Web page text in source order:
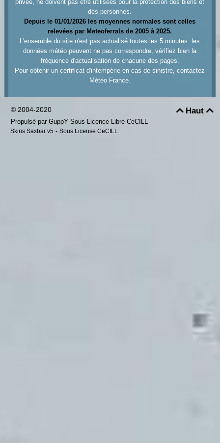
privée, ne doivent pas être utilisées pour la protection des biens et
des personnes.
Depuis le 01/01/2026 les moyennes normales sont celles
relevées par Meteoferrals de 2005 à 2025.
L'ensemble du site n'est pas actualisé toutes les 5 minutes. les
données météo peuvent ne pas correspondre, vérifiez bien la
fréquence d'actualisation de chacune des pages.
Pour obtenir un certificat d'intempérie en cas de sinistre, contactez
Météo France.
Haut
© 2004-2020
Propulsé par GuppY Sous Licence Libre CeCILL
Skins Saxbar v5 - Sous License CeCILL